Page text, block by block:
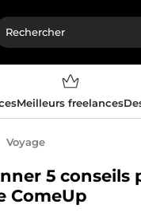
Meilleurs freelances
Voyage
5 conseils
ComeUp